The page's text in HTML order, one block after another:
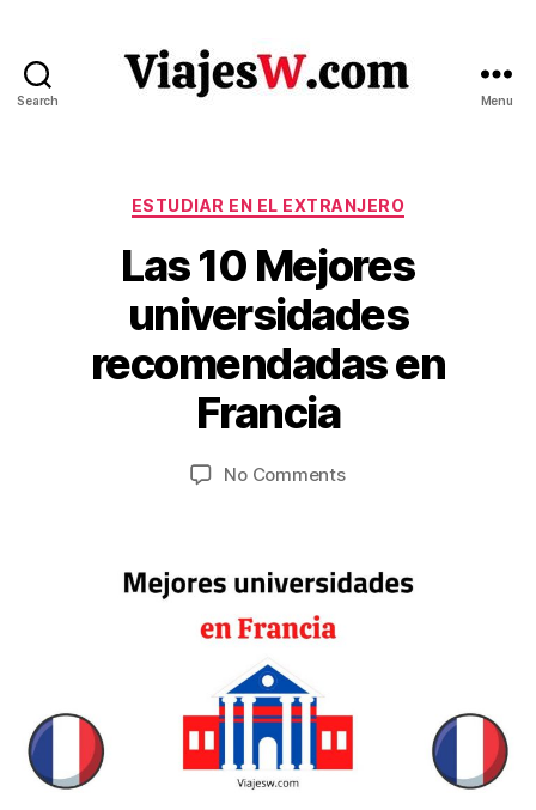
Search Menu
Categories
ESTUDIAR EN EL EXTRANJERO
Las 10 Mejores
universidades
recomendadas en
Francia
author
y
V
ia
s
m
date
u
n
e
,
5
No Commentson
universidades